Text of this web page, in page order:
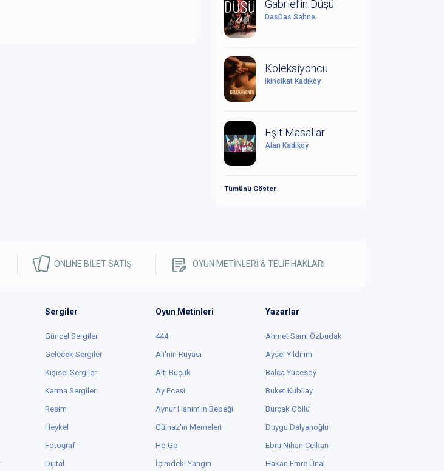
Gabriel’in Düşü
DasDas Sahne
Koleksiyoncu
ikincikat Kadıköy
Eşit Masallar
Alan Kadıköy
Tümünü Göster
ONLINE BİLET SATIŞ OYUN METİNLERİ & TELİF HAKLARI
Sergiler
Güncel Sergiler
Gelecek Sergiler
Kişisel Sergiler
Karma Sergiler
Resim
Heykel
Fotoğraf
Dijital
Oyun Metinleri
444
Ali'nin Rüyası
Altı Buçuk
Ay Ecesi
Aynur Hanım'ın Bebeği
Gülnaz'ın Memeleri
He-Go
İçimdeki Yangın
Yazarlar
Ahmet Sami Özbudak
Aysel Yıldırım
Balca Yücesoy
Buket Kubilay
Burçak Çöllü
Duygu Dalyanoğlu
Ebru Nihan Celkan
Hakan Emre Ünal